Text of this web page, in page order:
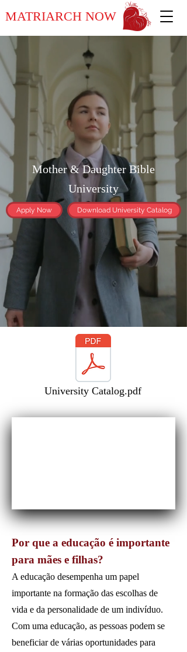
MATRIARCH NOW
Mother & Daughter Bible
University
Apply Now Download University Catalog
University Catalog.pdf
Por que a educação é importante
para mães e filhas?
A educação desempenha um papel
importante na formação das escolhas de
vida e da personalidade de um indivíduo.
Com uma educação, as pessoas podem se
beneficiar de várias oportunidades para